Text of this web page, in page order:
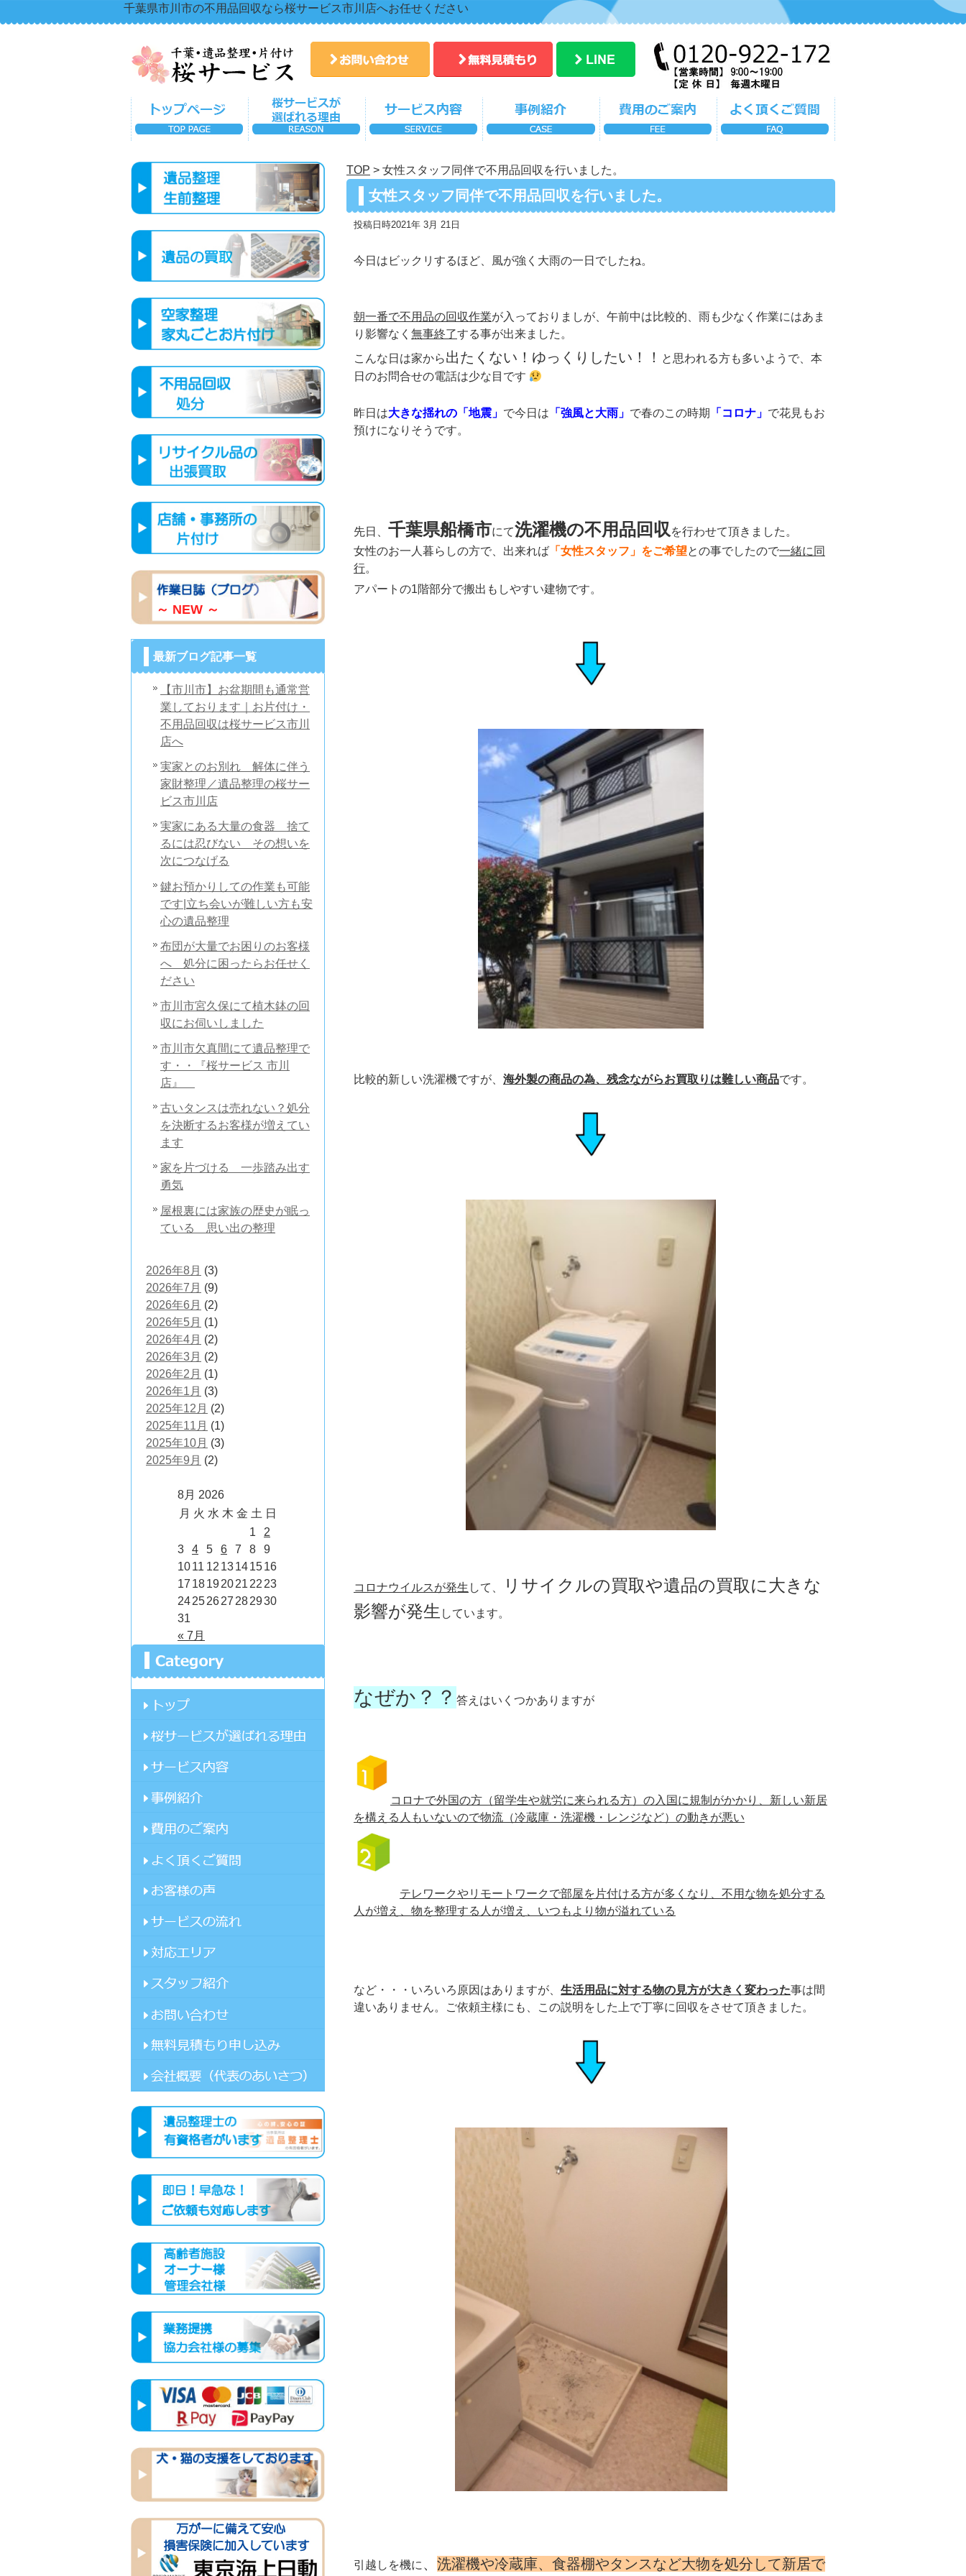
千葉県市川市の不用品回収なら桜サービス市川店へお任せください
～ NEW ～
最新ブログ記事一覧
【市川市】お盆期間も通常営
業しております｜お片付け・
不用品回収は桜サービス市川
店へ
実家とのお別れ 解体に伴う
家財整理／遺品整理の桜サー
ビス市川店
実家にある大量の食器 捨て
るには忍びない その想いを
次につなげる
鍵お預かりしての作業も可能
です|立ち会いが難しい方も安
心の遺品整理
布団が大量でお困りのお客様
へ 処分に困ったらお任せく
ださい
市川市宮久保にて植木鉢の回
収にお伺いしました
市川市欠真間にて遺品整理で
す・・『桜サービス 市川
店』
古いタンスは売れない？処分
を決断するお客様が増えてい
ます
家を片づける 一歩踏み出す
勇気
屋根裏には家族の歴史が眠っ
ている 思い出の整理
2026年8月 (3)
2026年7月 (9)
2026年6月 (2)
2026年5月 (1)
2026年4月 (2)
2026年3月 (2)
2026年2月 (1)
2026年1月 (3)
2025年12月 (2)
2025年11月 (1)
2025年10月 (3)
2025年9月 (2)
8月 2026
月 火 水 木 金 土 日
« 7月
1
2
3
4 5 6 7 8
9
1011 12 13141516
17 18192021 22 23
24252627 282930
31
TOP > 女性スタッフ同伴で不用品回収を行いました。
女性スタッフ同伴で不用品回収を行いました。
投稿日時2021年 3月 21日
今日はビックリするほど、風が強く大雨の一日でしたね。
朝一番で不用品の回収作業が入っておりましが、午前中は比較的、雨も少なく作業にはあま
り影響なく 無事終了する事が出来ました。
こんな日は家から出たくない！ゆっくりしたい！！
と思われる方も多いようで、本
日のお問合せの電話は少な目です
昨日は大きな揺れの「地震」 で今日は 「強風と大雨」 で春のこの時期 「コロナ」 で花見もお
預けになりそうです。
先日、 千葉県船橋市にて洗濯機の不用品回収 を行わせて頂きました。
女性のお一人暮らしの方で、出来れば 「女性スタッフ」をご希望との事でしたので一緒に同
行。
アパートの1階部分で搬出もしやすい建物です。
比較的新しい洗濯機ですが、 海外製の商品の為、残念ながらお買取りは難しい商品です。
コロナウイルスが発生 して、
リサイクルの買取や遺品の買取に大きな
影響が発生 しています。
なぜか？？ 答えはいくつかありますが
コロナで外国の方（留学生や就労に来られる方）の入国に規制がかかり、新しい新居
を構える人もいないので物流（冷蔵庫・洗濯機・レンジなど）の動きが悪い
テレワークやリモートワークで部屋を片付ける方が多くなり、不用な物を処分する
人が増え、物を整理する人が増え、いつもより物が溢れている
など・・・いろいろ原因はありますが、 生活用品に対する物の見方が大きく変わった事は間
違いありません。
ご依頼主様にも、この説明をした上で丁寧に回収をさせて頂きました。
引越しを機に 、 洗濯機や冷蔵庫、食器棚やタンスなど大物を処分して新居で